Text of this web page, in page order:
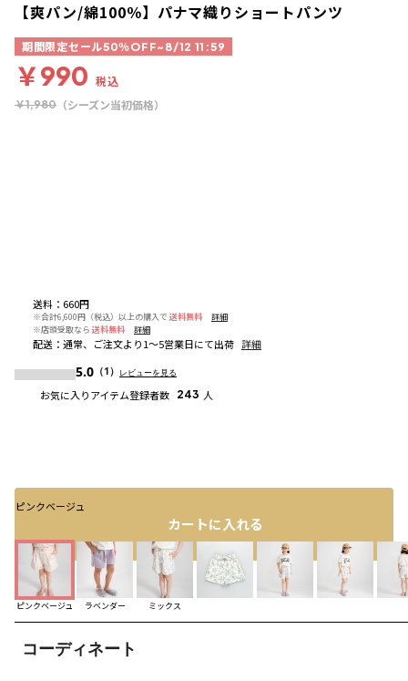
ピンクベージュ
ピンクベージュ ラベンダー ミックス
コーディネート
送料 ： 660円
※合計6,600円（税込）以上の購入で 送料無料
詳細
※店頭受取なら 送料無料 詳細
配送 ： 通常、ご注文より1～5営業日にて出荷 詳細
5.0 （1） レビューを見る
お気に入りアイテム登録者数 243 人
【爽パン/綿100％】パナマ織りショートパンツ
期間限定セール50％OFF~8/12 11:59
￥990 税込
￥1,980 （シーズン当初価格）
カートに入れる